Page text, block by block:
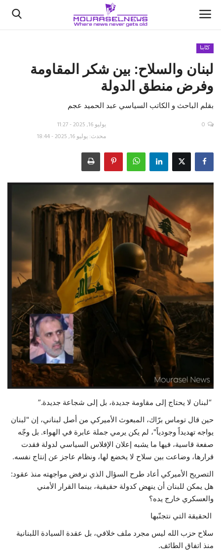
الأخبار
كتّابنا
علوم وتكنولوجيا
فيديو
حياة
كتّابنا
لبنان والسلاح: بين شكر المقاومة
وفرض منطق الدولة
بقلم الباحث و الكاتب السياسي عبد الحميد عجم
يوليو 16, 2025 - 11:27
محدث: يوليو 16, 2025 - 18:44
0
“لبنان لا يحتاج إلى مقاومة جديدة، بل إلى شجاعة جديدة.”
حين قال توماس برّاك، المبعوث الأميركي من أصل لبناني، إن "لبنان
يواجه تهديداً وجودياً"، لم يكن يرمي جملة عابرة في الهواء. بل وجّه
صفعة قاسية، فيها ما يشبه إعلان الإفلاس السياسي لدولة فقدت
قرارها، وضاعت بين سلاح لا يخضع لها، ونظام عاجز عن إنتاج نفسه.
التصريح الأميركي أعاد طرح السؤال الذي نرفض مواجهته منذ عقود:
هل يمكن للبنان أن ينهض كدولة حقيقية، بينما القرار الأمني
والعسكري خارج يده؟
الحقيقة التي نتجنّبها
سلاح حزب الله ليس مجرد ملف خلافي، بل عقدة السيادة اللبنانية
منذ اتفاق الطائف.